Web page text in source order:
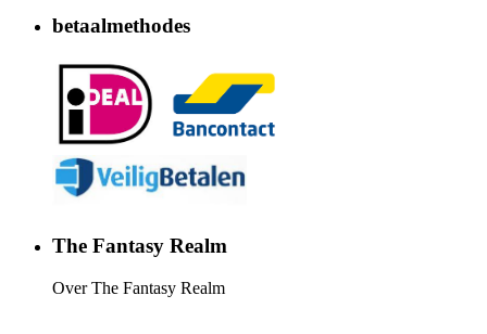
betaalmethodes
The Fantasy Realm
Over The Fantasy Realm